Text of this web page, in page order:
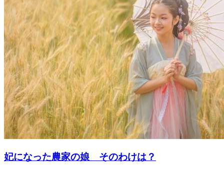
妃になった農家の娘 そのわけは？